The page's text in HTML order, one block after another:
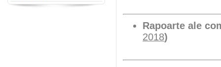
Rapoarte ale
2018)